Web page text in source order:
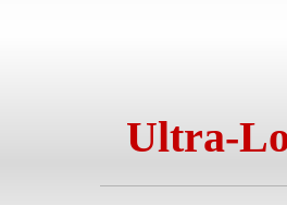
Ultra-